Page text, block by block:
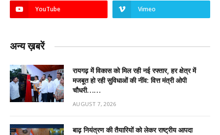
YouTube Vimeo
अन्य ख़बरें
रायगढ़ में विकास को मिल रही नई रफ्तार, हर क्षेत्र में
मजबूत हो रही सुविधाओं की नींव: वित्त मंत्री ओपी
चौधरी……
AUGUST 7, 2026
बाढ़ नियंत्रण की तैयारियों को लेकर राष्ट्रीय आपदा